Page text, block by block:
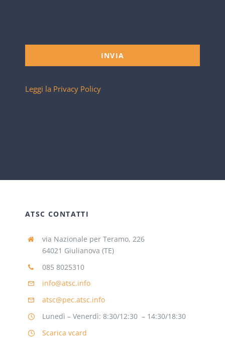
INVIA
Leggi la Privacy Policy
ATSC CONTATTI
via Nazionale per Teramo, 226
64021 Giulianova (TE)
085 8025310
info@atsc.info
atsc@pec.atsc.info
Lunedì – Venerdì: 8:30/12:30 – 14:30/18:30
Scarica vcard